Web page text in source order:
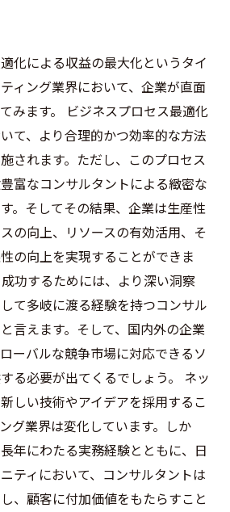
化による収益の最大化というタイ
ィング業界において、企業が直面
みます。 ビジネスプロセス最適化
て、より合理的かつ効率的な方法
されます。ただし、このプロセス
富なコンサルタントによる緻密な
。そしてその結果、企業は生産性
の向上、リソースの有効活用、そ
の向上を実現することができま
功するためには、より深い洞察
て多岐に渡る経験を持つコンサル
言えます。そして、国内外の企業
ーバルな競争市場に対応できるソ
る必要が出てくるでしょう。 ネッ
しい技術やアイデアを採用するこ
グ業界は変化しています。しか
年にわたる実務経験とともに、日
ティにおいて、コンサルタントは
、顧客に付加価値をもたらすこと